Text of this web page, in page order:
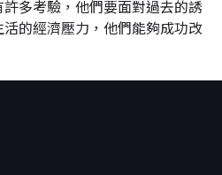
多考驗，他們要面對過去的誘
的經濟壓力，他們能夠成功改